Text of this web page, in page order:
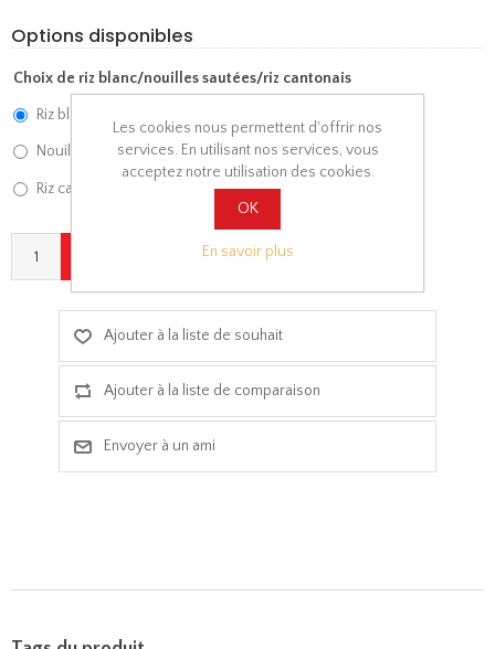
Options disponibles
Choix de riz blanc/nouilles sautées/riz cantonais
Riz blanc
Nouilles sautées [+€3,00]
Riz cantonais [+€3,00]
Les cookies nous permettent d'offrir nos
services. En utilisant nos services, vous
acceptez notre utilisation des cookies.
OK
En savoir plus